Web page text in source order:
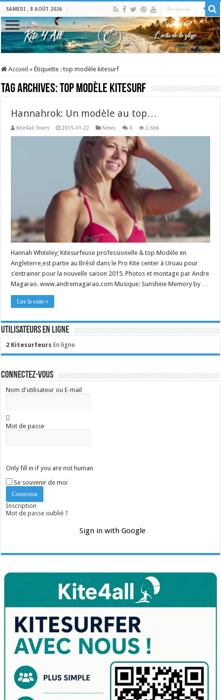
SAMEDI , 8 AOÛT 2026
Accueil » Étiquette :top modèle kitesurf
Tag Archives:top modèle kitesurf
Hannahrok: Un modèle au top…
Kite4all Team 2015-01-22 News 0 2,666
Hannah Whiteley; Kitesurfeuse professionelle & top Modèle en
Angleterre,est partie au Brésil dans le Pro Kite center à Uruau pour
s’entrainer pour la nouvelle saison 2015. Photos et montage par Andre
Magarao. www.andremagarao.com Musique: Sunshine Memory by …
Lire la suite »
Utilisateurs en ligne
2 Kitesurfeurs En ligne
Connectez-vous
Nom d'utilisateur ou E-mail
Mot de passe
Only fill in if you are not human
Se souvenir de moi
Inscription
Mot de passe oublié ?
Sign in with Google